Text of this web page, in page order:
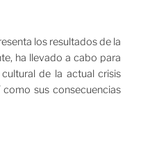
los resultados de la
ha llevado a cabo para
de la actual crisis
sus consecuencias